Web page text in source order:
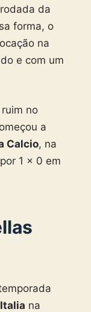
da
forma, o
na
e com um
no
a
Calcio, na
1 x 0 em
na